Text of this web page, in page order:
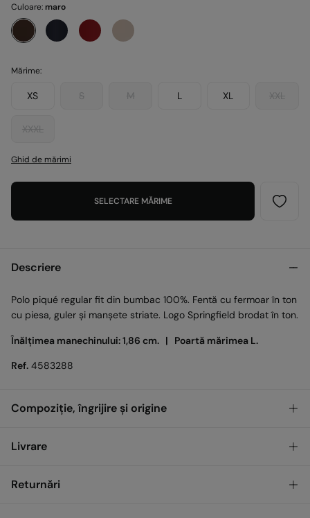
Culoare:maro
Mărime:
XS S M L XL XXL
XXXL
Ghid de mărimi
SELECTARE MĂRIME
Descriere
Polo piqué regular fit din bumbac 100%. Fentă cu fermoar în ton
cu piesa, guler și manșete striate. Logo Springfield brodat în ton.
Înălțimea manechinului: 1,86 cm. | Poartă mărimea L.
Ref. 4583288
Compoziție, îngrijire și origine
Compoziţie
Îngrijire
Livrare
Ridicare din magazin
Returnări